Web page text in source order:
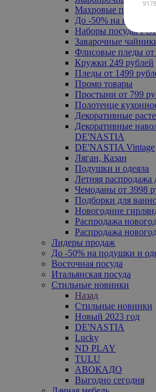
Махровые полотенца
До -50% на ковры
Наборы посуды
Заварочные
Флисовые пледы от
Кружки 249 рублей
Пледы от 1499
Промо товары
Простыни от 799
Полотенце
Декоративные
Декоративные
DE'NASTIA
DE'NASTIA Vintage
Ляган, Казан
Подушки и одеяла
Летняя распродажа
Чемоданы от 3998
Подборки для
Новогодние
Распродажа
Распродажа
Лидеры продаж
До -50% на подушки и
Восточная посуда
Итальянская посуда
Стильные новинки
Назад
Стильные новинки
Новый 2023 год
DE'NASTIA
Lucky
ND PLAY
TULU
АВОКАДО
Выгодно сегодня